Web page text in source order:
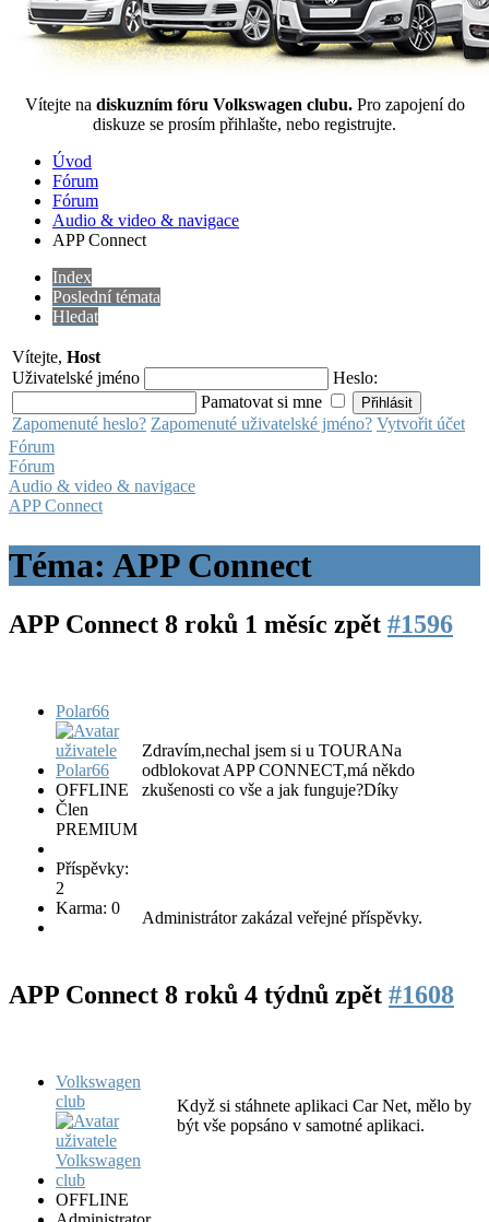
Vítejte na diskuzním fóru Volkswagen clubu. Pro zapojení do
diskuze se prosím přihlašte, nebo registrujte.
Úvod
Fórum
Fórum
Audio & video & navigace
APP Connect
Index
Poslední témata
Hledat
Vítejte, Host
Uživatelské jméno
Heslo:
Pamatovat si mne
Zapomenuté heslo? Zapomenuté uživatelské jméno? Vytvořit účet
Fórum
Fórum
Audio & video & navigace
APP Connect
Téma: APP Connect
APP Connect 8 roků 1 měsíc zpět #1596
Polar66
OFFLINE
Člen
PREMIUM
Příspěvky:
2
Karma: 0
Zdravím,nechal jsem si u TOURANa
odblokovat APP CONNECT,má někdo
zkušenosti co vše a jak funguje?Díky
Administrátor zakázal veřejné příspěvky.
APP Connect 8 roků 4 týdnů zpět #1608
Volkswagen
club
OFFLINE
Když si stáhnete aplikaci Car Net, mělo by
být vše popsáno v samotné aplikaci.